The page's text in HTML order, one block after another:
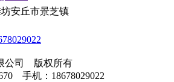
安丘市景芝镇
公司 版权所有
手机：18678029022